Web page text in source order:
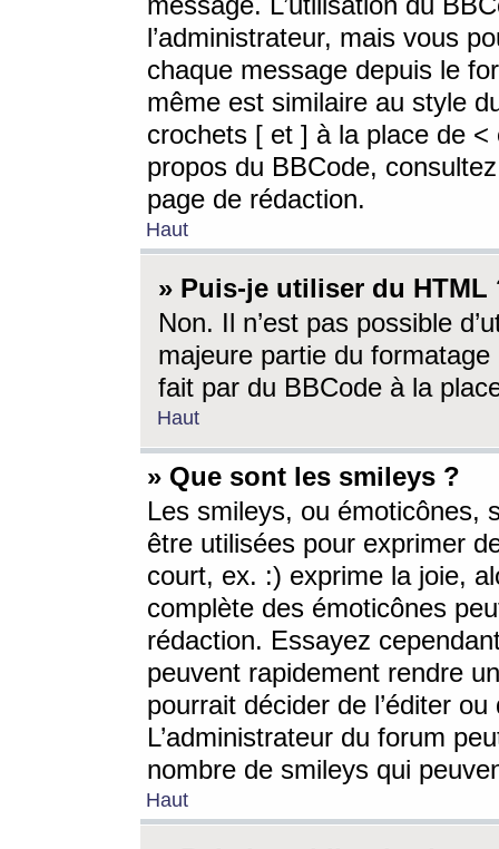
l’administrateur, mais vous
chaque message depuis le
même est similaire au style
crochets [ et ] à la place de <
propos du BBCode,
page de rédaction.
Haut
» Puis-je utiliser du HTML
Non. Il n’est pas possible
majeure partie du
fait par du BBCode à la
Haut
» Que sont les smileys ?
Les smileys, ou émoticônes,
être utilisées pour exprimer
court, ex. :) exprime la joie,
complète des émoticônes
rédaction. Essayez
peuvent rapidement rendre
pourrait décider de l’éditer
L’administrateur du forum
nombre de smileys qui
Haut